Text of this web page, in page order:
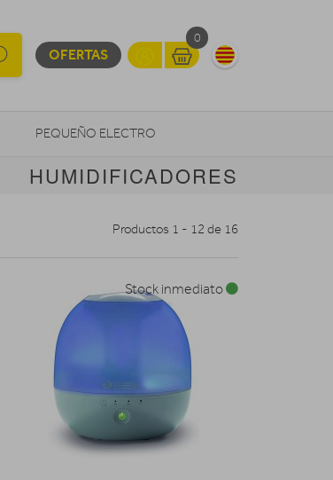
OFERTAS
0
PEQUEÑO ELECTRO
HUMIDIFICADORES
Productos 1 - 12 de 16
Stock inmediato